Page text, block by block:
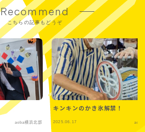
Recommend
こちらの記事もどうぞ
aoba横浜北部
キンキンのかき氷解禁！
2025.06.17 aoba